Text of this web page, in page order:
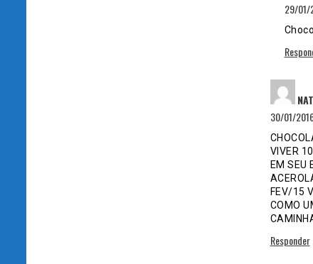
29/01/
30/01/
VIVER
EM SEU
FEV/15
COMO
Responder